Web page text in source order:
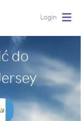
Login
do